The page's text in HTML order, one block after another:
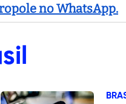
no WhatsApp.